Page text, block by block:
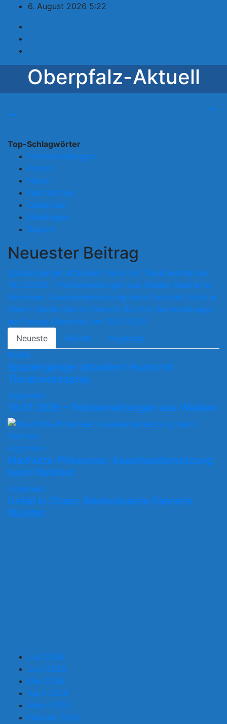
springen
6. August 2026 5:22
Oberpfalz-Aktuell
Top-Schlagwörter
Polizeimeldungen
Polizei
News
Nachrichten
Oberpfalz
Meldungen
Bayern
Neuester Beitrag
Spaziergänger attackiert Hund mit Tierabwehrspray
19.07.2026 – Polizeimeldungen aus Weiden Maxhütte-
Pirkensee: Auseinandersetzung beim Parkfest Unfall in
Cham: Alkoholisierte Fahrerin flüchtet Kurzmeldungen
der Polizei Oberpfalz am 18.07.2026
Neueste
Beliebt
Angesagt
Politik
Spaziergänger attackiert Hund mit
Tierabwehrspray
Allgemein
19.07.2026 – Polizeimeldungen aus Weiden
Allgemein
Maxhütte-Pirkensee: Auseinandersetzung
beim Parkfest
Allgemein
Unfall in Cham: Alkoholisierte Fahrerin
flüchtet
Juli 2026
Juni 2026
Mai 2026
April 2026
März 2026
Februar 2026